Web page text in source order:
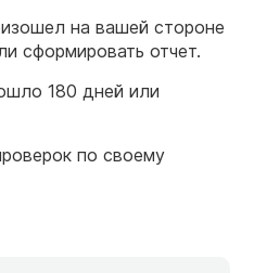
на вашей стороне
сформировать отчет.
180 дней или
по своему